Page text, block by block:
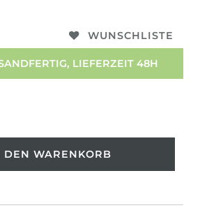
WUNSCHLISTE
LIEFERZEIT 48H
DEN WARENKORB